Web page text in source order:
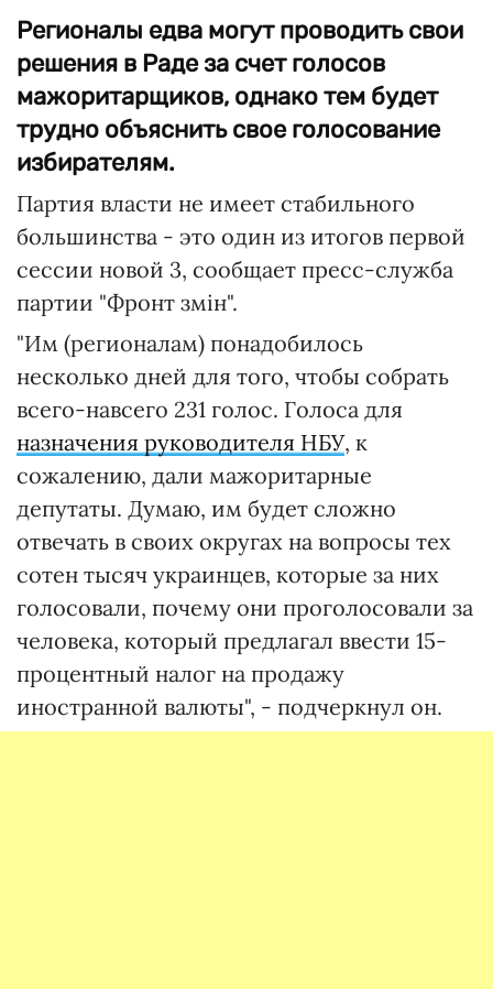
Регионалы едва могут проводить свои
решения в Раде за счет голосов
мажоритарщиков, однако тем будет
трудно объяснить свое голосование
избирателям.
Партия власти не имеет стабильного
большинства - это один из итогов первой
сессии новой 3, сообщает пресс-служба
партии "Фронт змін".
"Им (регионалам) понадобилось
несколько дней для того, чтобы собрать
всего-навсего 231 голос. Голоса для
назначения руководителя НБУ, к
сожалению, дали мажоритарные
депутаты. Думаю, им будет сложно
отвечать в своих округах на вопросы тех
сотен тысяч украинцев, которые за них
голосовали, почему они проголосовали за
человека, который предлагал ввести 15-
процентный налог на продажу
иностранной валюты", - подчеркнул он.